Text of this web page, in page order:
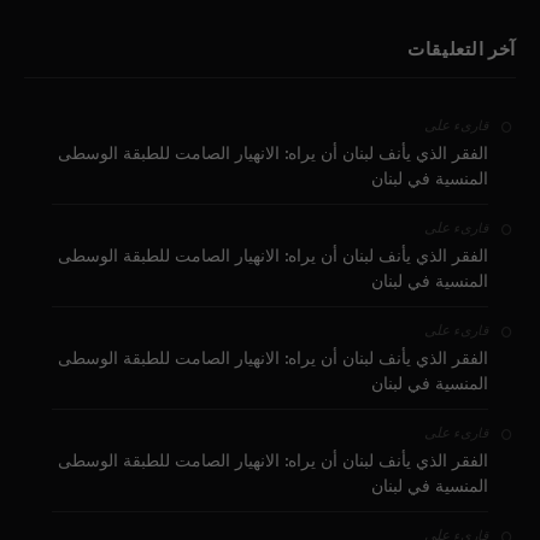
آخر التعليقات
قارىء على
الفقر الذي يأنف لبنان أن يراه: الانهيار الصامت للطبقة الوسطى
المنسية في لبنان
قارىء على
الفقر الذي يأنف لبنان أن يراه: الانهيار الصامت للطبقة الوسطى
المنسية في لبنان
قارىء على
الفقر الذي يأنف لبنان أن يراه: الانهيار الصامت للطبقة الوسطى
المنسية في لبنان
قارىء على
الفقر الذي يأنف لبنان أن يراه: الانهيار الصامت للطبقة الوسطى
المنسية في لبنان
قارىء على